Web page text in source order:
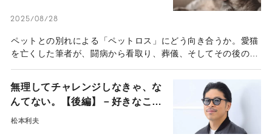
スクリエイターになるまでのストーリーと自分らしく生きる秘
訣（ひけつ）を伺った。
2025/08/28
ペットとの別れによる「ペットロス」にどう向き合うか。愛猫
を亡くした筆者が、闘病から看取り、葬儀、そしてその後の心
無理してチャレンジしなきゃ、な
んてない。【後編】－好きなこと
が原動力。EXILEメンバー 松本
松本利夫